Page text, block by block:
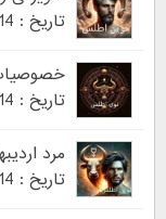
تاریخ : 14 / آذر / 1403
تاریخ : 14 / آذر / 1403
مرد
تاریخ : 14 / آذر / 1403